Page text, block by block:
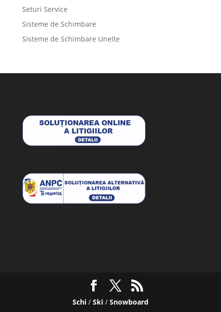
Seturi Service
Sisteme de Schimbare
Sisteme de Schimbare Unelte
Schi/ Ski/ Snowboard